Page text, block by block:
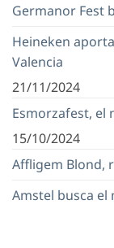
Germanor Fest
Heineken
Valencia
21/11/2024
Esmorzafest, el
15/10/2024
Affligem Blond,
Amstel busca